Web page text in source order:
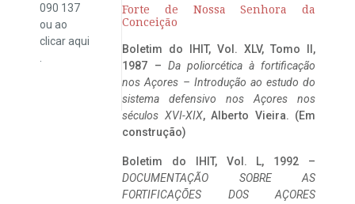
090 137
ou ao
clicaraqui
Forte de Nossa Senhora da
Conceição
Boletim do IHIT, Vol. XLV, Tomo II,
1987 – Da poliorcética à fortificação
nos Açores – Introdução ao estudo do
sistema defensivo nos Açores nos
séculos XVI-XIX, Alberto Vieira. (Em
construção)
Boletim do IHIT, Vol. L, 1992 –
DOCUMENTAÇÃO SOBRE AS
FORTIFICAÇÕES DOS AÇORES